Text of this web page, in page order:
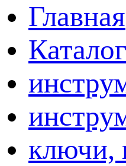
Главная
Каталог
ключи,